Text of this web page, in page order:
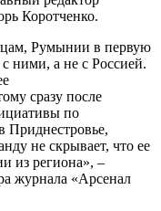
Коротченко.
Румынии в первую
ними, а не с Россией.
сразу после
по
Приднестровье,
не скрывает, что ее
из региона», –
журнала «Арсенал